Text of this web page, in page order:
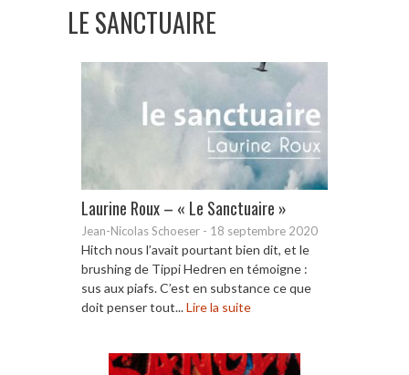
LE SANCTUAIRE
Laurine Roux – « Le Sanctuaire »
Jean-Nicolas Schoeser - 18 septembre 2020
Hitch nous l’avait pourtant bien dit, et le
brushing de Tippi Hedren en témoigne :
sus aux piafs. C’est en substance ce que
doit penser tout...Lire la suite